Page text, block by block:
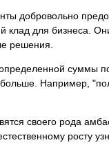
добровольно
для бизнеса.
решения.
суммы
Например,
своего рода
росту